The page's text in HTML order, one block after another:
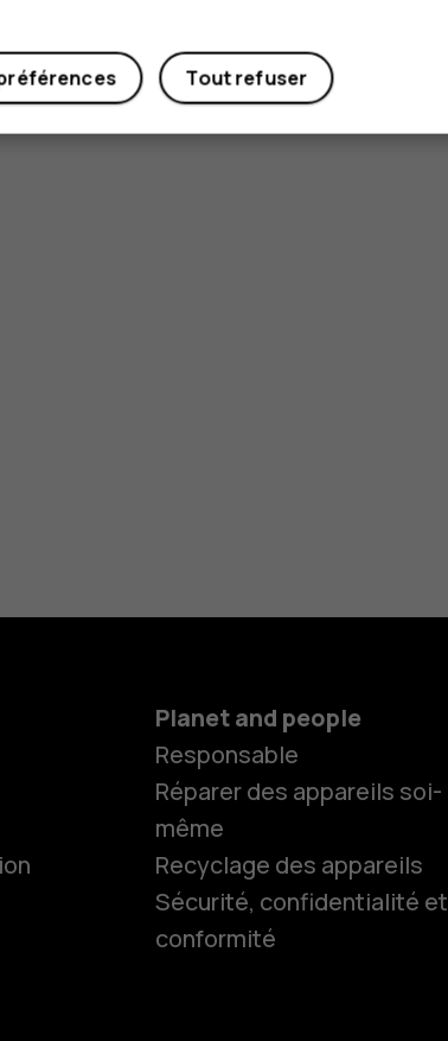
Smartphones
Planet and people
Responsable
Réparer des appareils soi-
même
Recyclage des appareils
Sécurité, confidentialité et
conformité
Tout refuser